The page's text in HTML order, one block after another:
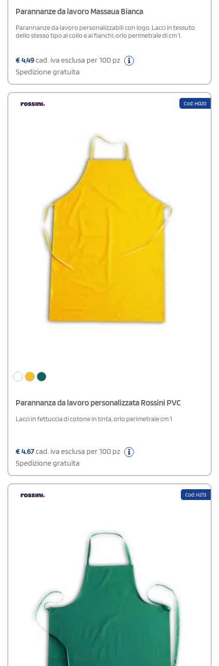
Parannanze da lavoro Massaua Bianca
Parannanze da lavoro personalizzabili con logo. Lacci in tessuto
dello stesso tipo al collo e ai fianchi, orlo perimetrale di cm 1.
€4,49cad. iva esclusa per 100 pz
Spedizione gratuita
Cod: H020
Parannanza da lavoro personalizzata Rossini PVC
Lacci in fettuccia di cotone in tinta, orlo perimetrale cm 1
€4,67cad. iva esclusa per 100 pz
Spedizione gratuita
Cod: H213